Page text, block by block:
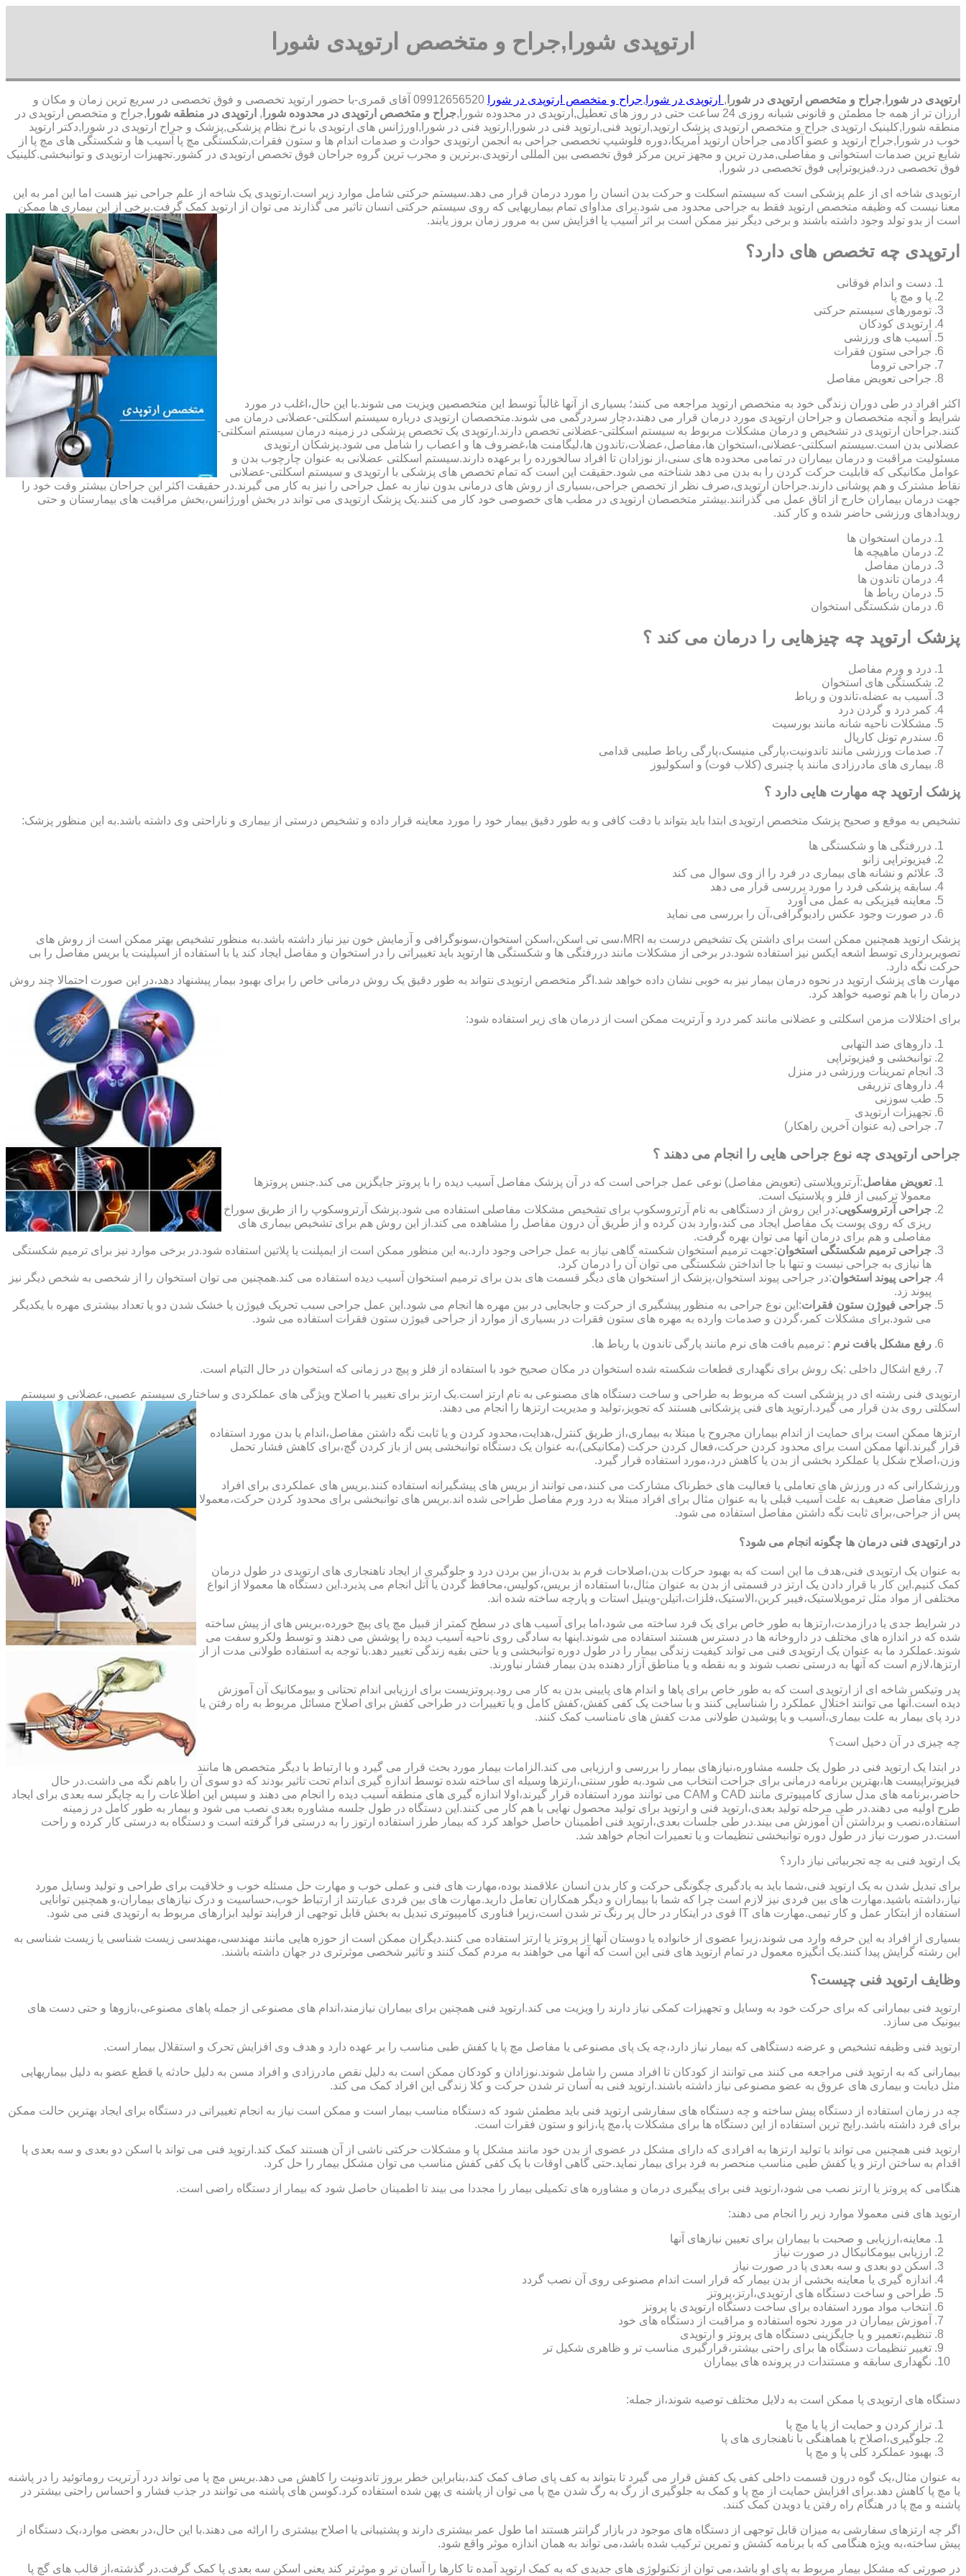
ارتوپدی شورا,جراح و متخصص ارتوپدی شورا
ارتوپدی در شورا ,جراح و متخصص ارتوپدی در شورا , ارتوپدی در شورا ,جراح و متخصص ارتوپدی در شورا
09912656520 آقای قمری-با حضور ارتوپد تخصصی و فوق تخصصی در سریع ترین زمان و مکان و
ارزان تر از همه جا مطمئن و قانونی شبانه روزی 24 ساعت حتی در روز های تعطیل,ارتوپدی در محدوده شورا,
جراح و متخصص ارتوپدی در محدوده شورا , ارتوپدی در منطقه شورا ,جراح و متخصص ارتوپدی در
منطقه شورا,کلینیک ارتوپدی جراح و متخصص ارتوپدی پزشک ارتوپد,ارتوپد فنی,ارتوپد فنی در شورا,ارتوپد فنی در شورا,اورژانس های ارتوپدی با نرخ نظام پزشکی,پزشک و جراح ارتوپدی در شورا,دکتر ارتوپد
خوب در شورا,جراح ارتوپد و عضو آکادمی جراحان ارتوپد آمریکا،دوره فلوشیپ تخصصی جراحی به انجمن ارتوپدی حوادث و صدمات اندام ها و ستون فقرات,شکستگی مچ پا آسیب ها و شکستگی های مچ پا از
شایع ترین صدمات استخوانی و مفاصلی,مدرن ترین و مجهز ترین مرکز فوق تخصصی بین المللی ارتوپدی.برترین ‏و ‏مجرب ‏ترین ‏گروه ‏جراحان ‏فوق ‏تخصص ‏ارتوپدی ‏در ‏کشور.تجهیزات ارتوپدی و توانبخشی.کلینیک
فوق تخصصی درد.فیزیوتراپی فوق تخصصی در شورا,
ارتوپدی شاخه ای از علم پزشکی است که سیستم اسکلت و حرکت بدن انسان را مورد درمان قرار می دهد.سیستم حرکتی شامل موارد زیر است.ارتوپدی یک شاخه از علم جراحی نیز هست اما این امر به این
معنا نیست که وظیفه متخصص ارتوپد فقط به جراحی محدود می شود.برای مداوای تمام بیماریهایی که روی سیستم حرکتی انسان تاثیر می گذارند می توان از ارتوپد کمک گرفت.برخی از این بیماری ها ممکن
است از بدو تولد وجود داشته باشند و برخی دیگر نیز ممکن است بر اثر آسیب یا افزایش سن به مرور زمان بروز یابند.
ارتوپدی چه تخصص های دارد؟
دست و اندام فوقانی
پا و مچ پا
تومورهای سیستم حرکتی
ارتوپدی کودکان
آسیب های ورزشی
جراحی ستون فقرات
جراحی تروما
جراحی تعویض مفاصل
اکثر افراد در طی دوران زندگی خود به متخصص ارتوپد مراجعه می کنند؛ بسیاری از آنها غالباً توسط این متخصصین ویزیت می شوند.با این حال،اغلب در مورد
شرایط و آنچه متخصصان و جراحان ارتوپدی مورد درمان قرار می دهند،دچار سردرگمی می شوند.متخصصان ارتوپدی درباره سیستم اسکلتی-عضلانی درمان می
کنند.جراحان ارتوپدی در تشخیص و درمان مشکلات مربوط به سیستم اسکلتی-عضلانی تخصص دارند.ارتوپدی یک تخصص پزشکی در زمینه درمان سیستم اسکلتی-
عضلانی بدن است.سیستم اسکلتی-عضلانی،استخوان ها،مفاصل،عضلات،تاندون ها،لیگامنت ها،غضروف ها و اعصاب را شامل می شود.پزشکان ارتوپدی
مسئولیت مراقبت و درمان بیماران در تمامی محدوده های سنی،از نوزادان تا افراد سالخورده را برعهده دارند.سیستم اسکلتی عضلانی به عنوان چارچوب بدن و
عوامل مکانیکی که قابلیت حرکت کردن را به بدن می دهد شناخته می شود.حقیقت این است که تمام تخصص های پزشکی با ارتوپدی و سیستم اسکلتی-عضلانی
نقاط مشترک و هم پوشانی دارند.جراحان ارتوپدی،صرف نظر از تخصص جراحی،بسیاری از روش های درمانی بدون نیاز به عمل جراحی را نیز به کار می گیرند.در حقیقت اکثر این جراحان بیشتر وقت خود را
جهت درمان بیماران خارج از اتاق عمل می گذرانند.بیشتر متخصصان ارتوپدی در مطب های خصوصی خود کار می کنند.یک پزشک ارتوپدی می تواند در بخش اورژانس،بخش مراقبت های بیمارستان و حتی
رویدادهای ورزشی حاضر شده و کار کند.
درمان استخوان ها
درمان ماهیچه ها
درمان مفاصل
درمان تاندون ها
درمان رباط ها
درمان شکستگی استخوان
پزشک ارتوپد چه چیزهایی را درمان می کند ؟
درد و ورم مفاصل
شکستگی های استخوان
آسیب به عضله،تاندون و رباط
کمر درد و گردن درد
مشکلات ناحیه شانه مانند بورسیت
سندرم تونل کارپال
صدمات ورزشی مانند تاندونیت،پارگی منیسک،پارگی رباط صلیبی قدامی
بیماری های مادرزادی مانند پا چنبری (کلاب فوت) و اسکولیوز
پزشک ارتوپد چه مهارت هایی دارد ؟
تشخیص به موقع و صحیح پزشک متخصص ارتوپدی ابتدا باید بتواند با دقت کافی و به طور دقیق بیمار خود را مورد معاینه قرار داده و تشخیص درستی از بیماری و ناراحتی وی داشته باشد.به این منظور پزشک:
دررفتگی ها و شکستگی ها
فیزیوتراپی زانو
علائم و نشانه های بیماری در فرد را از وی سوال می کند
سابقه پزشکی فرد را مورد بررسی قرار می دهد
معاینه فیزیکی به عمل می آورد
در صورت وجود عکس رادیوگرافی،آن را بررسی می‎ نماید
پزشک ارتوپد همچنین ممکن است برای داشتن یک تشخیص درست به MRI،سی تی اسکن،اسکن استخوان،سونوگرافی و آزمایش خون نیز نیاز داشته باشد.به منظور تشخیص بهتر ممکن است از روش های
تصویربرداری توسط اشعه ایکس نیز استفاده شود.در برخی از مشکلات مانند دررفتگی ها و شکستگی ها ارتوپد باید تغییراتی را در استخوان و مفاصل ایجاد کند یا با استفاده از اسپلینت یا بریس مفاصل را بی
حرکت نگه دارد.
مهارت های پزشک ارتوپد در نحوه درمان بیمار نیز به خوبی نشان داده خواهد شد.اگر متخصص ارتوپدی نتواند به طور دقیق یک روش درمانی خاص را برای بهبود بیمار پیشنهاد دهد،در این صورت احتمالا چند روش
درمان را با هم توصیه خواهد کرد.
برای اختلالات مزمن اسکلتی و عضلانی مانند کمر درد و آرتریت ممکن است از درمان های زیر استفاده شود:
داروهای ضد التهابی
توانبخشی و فیزیوتراپی
انجام تمرینات ورزشی در منزل
داروهای تزریقی
طب سوزنی
تجهیزات ارتوپدی
جراحی (به عنوان آخرین راهکار)
جراحی ارتوپدی چه نوع جراحی هایی را انجام می دهند ؟
تعویض مفاصل:آرتروپلاستی (تعویض مفاصل) نوعی عمل جراحی است که در آن پزشک مفاصل آسیب دیده را با پروتز جایگزین می کند.جنس پروتزها
معمولا ترکیبی از فلز و پلاستیک است.
جراحی آرتروسکوپی:در این روش از دستگاهی به نام آرتروسکوپ برای تشخیص مشکلات مفاصلی استفاده می شود.پزشک آرتروسکوپ را از طریق سوراخ
ریزی که روی پوست یک مفاصل ایجاد می کند،وارد بدن کرده و از طریق آن درون مفاصل را مشاهده می کند.از این روش هم برای تشخیص بیماری های
مفاصلی و هم برای درمان آنها می توان بهره گرفت.
جراحی ترمیم شکستگی استخوان:جهت ترمیم استخوان شکسته گاهی نیاز به عمل جراحی وجود دارد.به این منظور ممکن است از ایمپلنت یا پلاتین استفاده شود.در برخی موارد نیز برای ترمیم شکستگی
ها نیازی به جراحی نیست و تنها با جا انداختن شکستگی می توان آن را درمان کرد.
جراحی پیوند استخوان:در جراحی پیوند استخوان،پزشک از استخوان های دیگر قسمت های بدن برای ترمیم استخوان آسیب دیده استفاده می کند.همچنین می توان استخوان را از شخصی به شخص دیگر نیز
پیوند زد.
جراحی فیوژن ستون فقرات:این نوع جراحی به منظور پیشگیری از حرکت و جابجایی در بین مهره ها انجام می شود.این عمل جراحی سبب تحریک فیوژن یا خشک شدن دو یا تعداد بیشتری مهره با یکدیگر
می شود.برای مشکلات کمر،گردن و صدمات وارده به مهره های ستون فقرات در بسیاری از موارد از جراحی فیوژن ستون فقرات استفاده می شود.
رفع مشکل بافت نرم : ترمیم بافت های نرم مانند پارگی تاندون یا رباط ها.
رفع اشکال داخلی :یک روش برای نگهداری قطعات شکسته شده استخوان در مکان صحیح خود با استفاده از فلز و پیچ در زمانی که استخوان در حال التیام است.
ارتوپدی فنی رشته ای در پزشکی است که مربوط به طراحی و ساخت دستگاه های مصنوعی به نام ارتز است.یک ارتز برای تغییر یا اصلاح ویژگی های عملکردی و ساختاری سیستم عصبی،عضلانی و سیستم
اسکلتی روی بدن قرار می گیرد.ارتوپد های فنی پزشکانی هستند که تجویز،تولید و مدیریت ارتزها را انجام می دهند.
ارتزها ممکن است برای حمایت از اندام بیماران مجروح یا مبتلا به بیماری،از طریق کنترل،هدایت،محدود کردن و یا ثابت نگه داشتن مفاصل،اندام یا بدن مورد استفاده
قرار گیرند.آنها ممکن است برای محدود کردن حرکت،فعال کردن حرکت (مکانیکی)،به عنوان یک دستگاه توانبخشی پس از باز کردن گچ،برای کاهش فشار تحمل
وزن،اصلاح شکل یا عملکرد بخشی از بدن یا کاهش درد،مورد استفاده قرار گیرد.
ورزشکارانی که در ورزش های تعاملی یا فعالیت های خطرناک مشارکت می کنند،می توانند از بریس های پیشگیرانه استفاده کنند.بریس های عملکردی برای افراد
دارای مفاصل ضعیف به علت آسیب قبلی یا به عنوان مثال برای افراد مبتلا به درد ورم مفاصل طراحی شده اند.بریس های توانبخشی برای محدود کردن حرکت،معمولا
پس از جراحی،برای ثابت نگه داشتن مفاصل استفاده می شود.
در ارتوپدی فنی درمان ها چگونه انجام می شود؟
به عنوان یک ارتوپدی فنی،هدف ما این است که به بهبود حرکات بدن،اصلاحات فرم بد بدن،از بین بردن درد و جلوگیری از ایجاد ناهنجاری های ارتوپدی در طول درمان
کمک کنیم.این کار با قرار دادن یک ارتز در قسمتی از بدن به عنوان مثال،با استفاده از بریس،کولیس،محافظ گردن یا آتل انجام می پذیرد.این دستگاه ها معمولا از انواع
مختلفی از مواد مثل ترموپلاستیک،فیبر کربن،الاستیک،فلزات،اتیلن-وینیل استات و پارچه ساخته شده اند.
در شرایط جدی یا درازمدت،ارتزها به طور خاص برای یک فرد ساخته می شود،اما برای آسیب های در سطح کمتر از قبیل مچ پای پیچ خورده،بریس های از پیش ساخته
شده که در اندازه های مختلف در داروخانه ها در دسترس هستند استفاده می شوند.اینها به سادگی روی ناحیه آسیب دیده را پوشش می دهند و توسط ولکرو سفت می
شوند.عملکرد ما به عنوان یک ارتوپدی فنی می تواند کیفیت زندگی بیمار را در طول دوره توانبخشی و یا حتی بقیه زندگی تغییر دهد.با توجه به استفاده طولانی مدت از از
ارتزها،لازم است که آنها به درستی نصب شوند و به نقطه و یا مناطق آزار دهنده بدن بیمار فشار نیاورند.
پدر وتیکس شاخه ای از ارتوپدی است که به طور خاص برای پاها و اندام های پایینی بدن به کار می رود.پروتزیست برای ارزیابی اندام تحتانی و بیومکانیک آن آموزش
دیده است.آنها می توانند اختلال عملکرد را شناسایی کنند و با ساخت یک کفی کفش،کفش کامل و یا تغییرات در طراحی کفش برای اصلاح مسائل مربوط به راه رفتن یا
درد پای بیمار به علت بیماری،آسیب و یا پوشیدن طولانی مدت کفش های نامناسب کمک کنند.
چه چیزی در آن دخیل است؟
در ابتدا یک ارتوپد فنی در طول یک جلسه مشاوره،نیازهای بیمار را بررسی و ارزیابی می کند.الزامات بیمار مورد بحث قرار می گیرد و با ارتباط با دیگر متخصص ها مانند
فیزیوتراپیست ها،بهترین برنامه درمانی برای جراحت انتخاب می شود.به طور سنتی،ارتزها وسیله ای ساخته شده توسط اندازه گیری اندام تحت تاثیر بودند که دو سوی آن را باهم نگه می داشت.در حال
حاضر،برنامه های مدل سازی کامپیوتری مانند CAD و CAM می توانند مورد استفاده قرار گیرند،اولا اندازه گیری های منطقه آسیب دیده را انجام می دهند و سپس این اطلاعات را به چاپگر سه بعدی برای ایجاد
طرح اولیه می دهند.در طی مرحله تولید بعدی،ارتوپد فنی و ارتوپد برای تولید محصول نهایی با هم کار می کنند.این دستگاه در طول جلسه مشاوره بعدی نصب می شود و بیمار به طور کامل در زمینه
استفاده،نصب و برداشتن آن آموزش می بیند.در طی جلسات بعدی،ارتوپد فنی اطمینان حاصل خواهد کرد که بیمار طرز استفاده ارتوز را به درستی فرا گرفته است و دستگاه به درستی کار کرده و راحت
است.در صورت نیاز در طول دوره توانبخشی تنظیمات و یا تعمیرات انجام خواهد شد.
یک ارتوپد فنی به چه تجربیاتی نیاز دارد؟
برای تبدیل شدن به یک ارتوپد فنی،شما باید به یادگیری چگونگی حرکت و کار بدن انسان علاقمند بوده،مهارت های فنی و عملی خوب و مهارت حل مسئله خوب و خلاقیت برای طراحی و تولید وسایل مورد
نیاز،داشته باشید.مهارت های بین فردی نیز لازم است چرا که شما با بیماران و دیگر همکاران تعامل دارید.مهارت های بین فردی عبارتند از ارتباط خوب،حساسیت و درک نیازهای بیماران،و همچنین توانایی
استفاده از ابتکار عمل و کار تیمی.مهارت های IT قوی در اینکار در حال پر رنگ تر شدن است،زیرا فناوری کامپیوتری تبدیل به بخش قابل توجهی از فرایند تولید ابزارهای مربوط به ارتوپدی فنی می شود.
بسیاری از افراد به این حرفه وارد می شوند،زیرا عضوی از خانواده یا دوستان آنها از پروتز یا ارتز استفاده می کنند.دیگران ممکن است از حوزه هایی مانند مهندسی،مهندسی زیست شناسی یا زیست شناسی به
این رشته گرایش پیدا کنند.یک انگیزه معمول در تمام ارتوپد های فنی این است که آنها می خواهند به مردم کمک کنند و تاثیر شخصی موثرتری در جهان داشته باشند.
وظایف ارتوپد فنی چیست؟
ارتوپد فنی بیمارانی که برای حرکت خود به وسایل و تجهیزات کمکی نیاز دارند را ویزیت می کند.ارتوپد فنی همچنین برای بیماران نیازمند،اندام های مصنوعی از جمله پاهای مصنوعی،بازوها و حتی دست های
بیونیک می سازد.
ارتوپد فنی وظیفه تشخیص و عرضه دستگاهی که بیمار نیاز دارد،چه یک پای مصنوعی یا مفاصل مچ پا یا کفش طبی مناسب را بر عهده دارد و هدف وی افزایش تحرک و استقلال بیمار است.
بیمارانی که به ارتوپد فنی مراجعه می کنند می توانند از کودکان تا افراد مسن را شامل شوند.نوزادان و کودکان ممکن است به دلیل نقص مادرزادی و افراد مسن به دلیل حادثه یا قطع عضو به دلیل بیماریهایی
مثل دیابت و بیماری های عروق به عضو مصنوعی نیاز داشته باشند.ارتوپد فنی به آسان تر شدن حرکت و کلا زندگی این افراد کمک می کند.
چه در زمان استفاده از دستگاه پیش ساخته و چه دستگاه های سفارشی ارتوپد فنی باید مطمئن شود که دستگاه مناسب بیمار است و ممکن است نیاز به انجام تغییراتی در دستگاه برای ایجاد بهترین حالت ممکن
برای فرد داشته باشد.رایج ترین استفاده از این دستگاه ها برای مشکلات پا،مچ پا،زانو و ستون فقرات است.
ارتوپد فنی همچنین می تواند با تولید ارتزها به افرادی که دارای مشکل در عضوی از بدن خود مانند مشکل پا و مشکلات حرکتی ناشی از آن هستند کمک کند.ارتوپد فنی می تواند با اسکن دو بعدی و سه بعدی پا
اقدام به ساختن ارتز و یا کفش طبی مناسب منحصر به فرد برای بیمار نماید.حتی گاهی اوقات با یک کفی کفش مناسب می توان مشکل بیمار را حل کرد.
هنگامی که پروتز یا ارتز نصب می شود،ارتوپد فنی برای پیگیری درمان و مشاوره های تکمیلی بیمار را مجددا می بیند تا اطمینان حاصل شود که بیمار از دستگاه راضی است.
ارتوپد های فنی معمولا موارد زیر را انجام می دهند:
معاینه،ارزیابی و صحبت با بیماران برای تعیین نیازهای آنها
ارزیابی بیومکانیکال در صورت نیاز
اسکن دو بعدی و سه بعدی پا در صورت نیاز
اندازه گیری یا معاینه بخشی از بدن بیمار که قرار است اندام مصنوعی روی آن نصب گردد
طراحی و ساخت دستگاه های ارتوپدی،ارتز،پروتز
انتخاب مواد مورد استفاده برای ساخت دستگاه ارتوپدی یا پروتز
آموزش بیماران در مورد نحوه استفاده و مراقبت از دستگاه های خود
تنظیم،تعمیر و یا جایگزینی دستگاه های پروتز و ارتوپدی
تغییر تنظیمات دستگاه ها برای راحتی بیشتر،قرارگیری مناسب تر و ظاهری شکیل تر
نگهداری سابقه و مستندات در پرونده های بیماران
دستگاه های ارتوپدی پا ممکن است به دلایل مختلف توصیه شوند،از جمله:
تراز کردن و حمایت از پا یا مچ پا
جلوگیری،اصلاح یا هماهنگی با ناهنجاری های پا
بهبود عملکرد کلی پا و مچ پا
به عنوان مثال،یک گوه درون قسمت داخلی کفی یک کفش قرار می گیرد تا بتواند به کف پای صاف کمک کند،بنابراین خطر بروز تاندونیت را کاهش می دهد.بریس مچ پا می تواند درد آرتریت روماتوئید را در پاشنه
یا مچ پا کاهش دهد.برای افزایش حمایت از مچ پا و کمک به جلوگیری از رگ به رگ شدن مچ پا می توان از پاشنه ی پهن شده استفاده کرد.کوسن های پاشنه می توانند در جذب فشار و احساس راحتی بیشتر در
پاشنه و مچ پا در هنگام راه رفتن یا دویدن کمک کنند.
اگر چه ارتزهای سفارشی به میزان قابل توجهی از دستگاه های موجود در بازار گرانتر هستند اما طول عمر بیشتری دارند و پشتیبانی یا اصلاح بیشتری را ارائه می دهند.با این حال،در بعضی موارد،یک دستگاه از
پیش ساخته،به ویژه هنگامی که با برنامه کشش و تمرین ترکیب شده باشد،می تواند به همان اندازه موثر واقع شود.
در صورتی که مشکل بیمار مربوط به پای او باشد،می توان از تکنولوژی های جدیدی که به کمک ارتوپد آمده تا کارها را آسان تر و موثرتر کند یعنی اسکن سه بعدی پا کمک گرفت.در گذشته،از قالب های گچ پا